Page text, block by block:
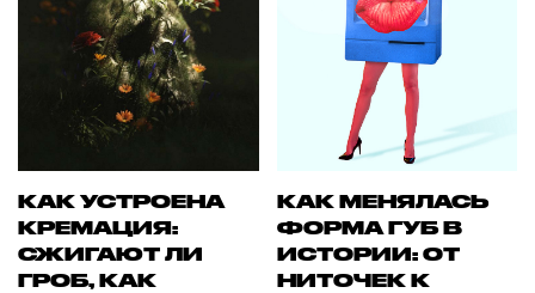
КАК УСТРОЕНА
КРЕМАЦИЯ:
СЖИГАЮТ ЛИ
ГРОБ, КАК
КАК МЕНЯЛАСЬ
ФОРМА ГУБ В
ИСТОРИИ: ОТ
НИТОЧЕК К